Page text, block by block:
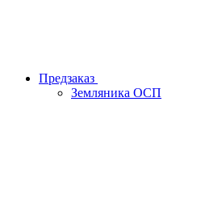
Предзаказ
Земляника ОСП